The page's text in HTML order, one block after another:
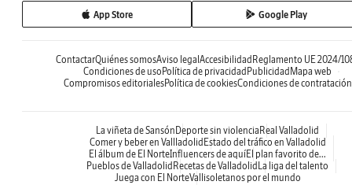
App Store Google Play
ContactarQuiénes somosAviso legal Accesibilidad Reglamento UE 2024/
Condiciones de uso Política de privacidad Publicidad Mapa web
Compromisos editorialesPolítica de cookiesCondiciones de contratación
La viñeta de Sansón Deporte sin violencia Real Valladolid
Comer y beber en Vallladolid Estado del tráfico en Valladolid
El álbum de El NorteInfluencers de aquíEl plan favorito de...
Pueblos de Valladolid Recetas de Valladolid La liga del talento
Juega con El NorteVallisoletanos por el mundo